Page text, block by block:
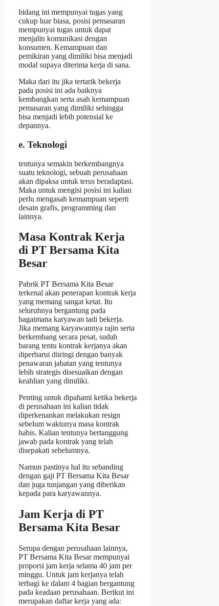
bidang ini mempunyai tugas yang
cukup luar biasa, posisi pemasaran
mempunyai tugas untuk dapat
menjalin komunikasi dengan
konsumen. Kemampuan dan
pemikiran yang dimiliki bisa menjadi
modal supaya diterima kerja di sana.
Maka dari itu jika tertarik bekerja
pada posisi ini ada baiknya
kembangkan serta asah kemampuan
pemasaran yang dimiliki sehingga
bisa menjadi lebih potensial ke
depannya.
e. Teknologi
tentunya semakin berkembangnya
suatu teknologi, sebuah perusahaan
akan dipaksa untuk terus beradaptasi.
Maka untuk mengisi posisi ini kalian
perlu mengasah kemampuan seperti
desain grafis, programming dan
lainnya.
Masa Kontrak Kerja
di PT Bersama Kita
Besar
Pabrik PT Bersama Kita Besar
terkenal akan penerapan kontrak kerja
yang memang sangat ketat. Itu
seluruhnya bergantung pada
bagaimana karyawan tadi bekerja.
Jika memang karyawannya rajin serta
berkembang secara pesat, sudah
barang tentu kontrak kerjanya akan
diperbarui diiringi dengan banyak
penawaran jabatan yang tentunya
lebih strategis disesuaikan dengan
keahlian yang dimiliki.
Penting untuk dipahami ketika bekerja
di perusahaan ini kalian tidak
diperkenankan melakukan resign
sebelum waktunya masa kontrak
habis. Kalian tentunya bertanggung
jawab pada kontrak yang telah
disepakati sebelumnya.
Namun pastinya hal itu sebanding
dengan gaji PT Bersama Kita Besar
dan juga tunjangan yang diberikan
kepada para karyawannya.
Jam Kerja di PT
Bersama Kita Besar
Serupa dengan perusahaan lainnya,
PT Bersama Kita Besar mempunyai
proporsi jam kerja selama 40 jam per
minggu. Untuk jam kerjanya telah
terbagi ke dalam 4 bagian bergantung
pada keadaan perusahaan. Berikut ini
merupakan daftar kerja yang ada: